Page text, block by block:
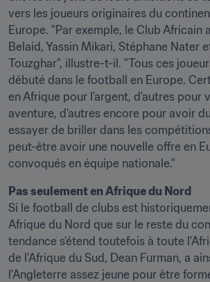
vers les joueurs originaires du
Europe. "Par exemple, le Club Africain
Belaid, Yassin Mikari, Stéphane Nater
Touzghar", illustre-t-il. "Tous ces
débuté dans le football en Europe.
en Afrique pour l'argent, d'autres pour
aventure, d'autres encore pour avoir
essayer de briller dans les
peut-être avoir une nouvelle offre en
convoqués en équipe nationale."
Pas seulement en Afrique du Nord
Si le football de clubs est
Afrique du Nord que sur le reste du
tendance s'étend toutefois à toute
de l'Afrique du Sud, Dean Furman, a
l'Angleterre assez jeune pour être